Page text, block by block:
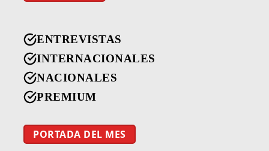
ENTREVISTAS
INTERNACIONALES
NACIONALES
PREMIUM
PORTADA DEL MES